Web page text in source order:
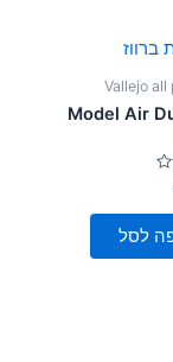
Vallejo
Model Air
לסל